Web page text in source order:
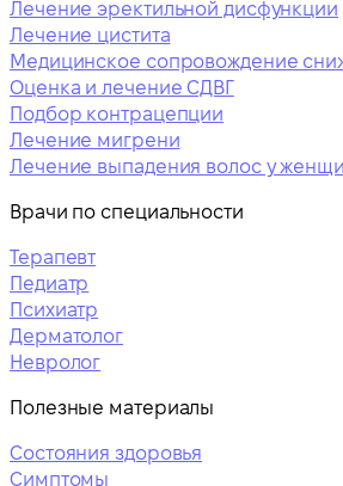
Лечение эректильной дисфункции
Лечение цистита
Медицинское сопровождение
Оценка и лечение СДВГ
Подбор контрацепции
Лечение мигрени
Лечение выпадения волос у
Врачи по специальности
Терапевт
Педиатр
Психиатр
Дерматолог
Невролог
Полезные материалы
Состояния здоровья
Симптомы